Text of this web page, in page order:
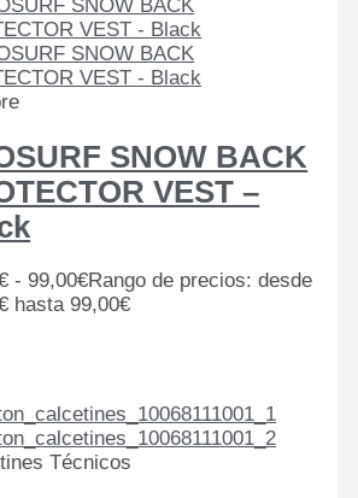
SNOW BACK
VEST –
- 99,00€Rango de precios: desde
hasta 99,00€
Técnicos